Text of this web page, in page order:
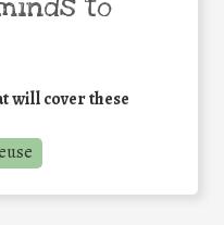
will cover these